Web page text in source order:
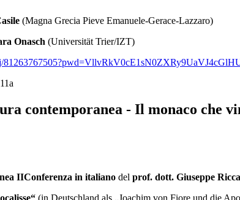
(Magna Grecia Pieve Emanuele-Gerace-Lazzaro)
Onasch (Universität Trier/IZT)
contemporanea - Il monaco che
IIConferenza in italiano del prof. dott. Giuseppe
(in Deutschland als „Joachim von Fiore und die